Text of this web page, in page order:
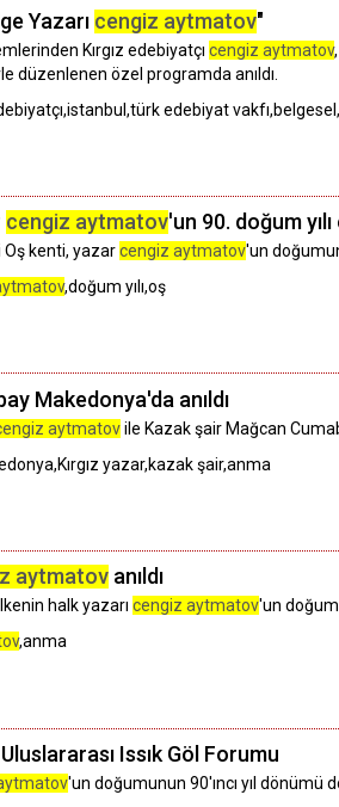
Yazarı cengiz aytmatov"
Kırgız edebiyatçı cengiz aytmatov
düzenlenen özel programda anıldı.
edebiyat
cengiz aytmatov'un 90. doğum
Oş kenti, yazarcengiz aytmatov'un
,doğum yılı,oş
Makedonya'da anıldı
aytmatovile Kazak şair Mağcan
yazar,kazak şair,anma
aytmatov anıldı
halk yazarı cengiz aytmatov'un
,anma
Issık Göl Forumu
'un doğumunun 90'ıncı yıl dönümü